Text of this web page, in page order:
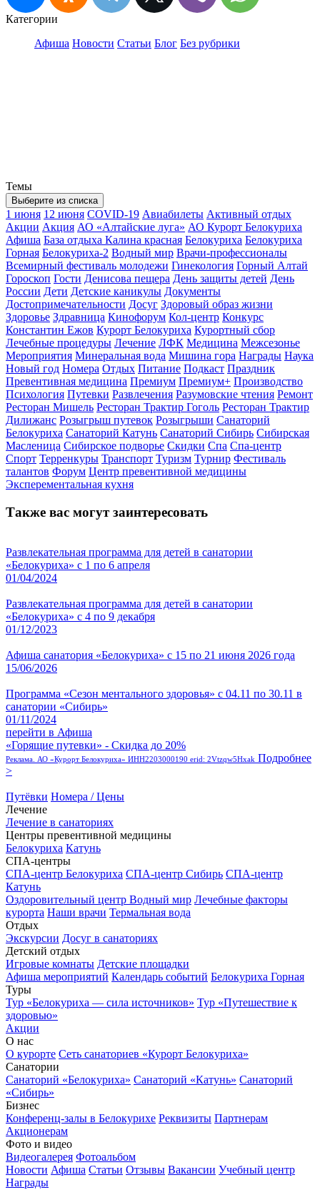
Категории
Афиша Новости Статьи Блог Без рубрики
Темы
Выберите из списка
1 июня 12 июня COVID-19 Авиабилеты Активный отдых
Акции Акция АО «Алтайские луга» АО Курорт Белокуриха
Афиша База отдыха Калина красная Белокуриха Белокуриха
Горная Белокуриха-2 Водный мир Врачи-профессионалы
Всемирный фестиваль молодежи Гинекология Горный Алтай
Гороскоп Гости Денисова пещера День защиты детей День
России Дети Детские каникулы Документы
Достопримечательности Досуг Здоровый образ жизни
Здоровье Здравница Кинофорум Кол-центр Конкурс
Константин Ежов Курорт Белокуриха Курортный сбор
Лечебные процедуры Лечение ЛФК Медицина Межсезонье
Мероприятия Минеральная вода Мишина гора Награды Наука
Новый год Номера Отдых Питание Подкаст Праздник
Превентивная медицина Премиум Премиум+ Производство
Психология Путевки Развлечения Разумовские чтения Ремонт
Ресторан Мишель Ресторан Трактир Гоголь Ресторан Трактир
Дилижанс Розыгрыш путевок Розыгрыши Санаторий
Белокуриха Санаторий Катунь Санаторий Сибирь Сибирская
Масленица Сибирское подворье Скидки Спа Спа-центр
Спорт Терренкуры Транспорт Туризм Турнир Фестиваль
талантов Форум Центр превентивной медицины
Эксперементальная кухня
Также вас могут заинтересовать
Развлекательная программа для детей в санатории
«Белокуриха» с 1 по 6 апреля
01/04/2024
Развлекательная программа для детей в санатории
«Белокуриха» с 4 по 9 декабря
01/12/2023
Афиша санатория «Белокуриха» с 15 по 21 июня 2026 года
15/06/2026
Программа «Сезон ментального здоровья» с 04.11 по 30.11 в
санатории «Сибирь»
01/11/2024
перейти в Афиша
«Горящие путевки» - Скидка до 20%
Реклама. АО «Курорт Белокуриха» ИНН2203000190 erid: 2Vtzqw5Hxak Подробнее
>
Путёвки Номера / Цены
Лечение
Лечение в санаториях
Центры превентивной медицины
Белокуриха Катунь
СПА-центры
СПА-центр Белокуриха СПА-центр Сибирь СПА-центр
Катунь
Оздоровительный центр Водный мир Лечебные факторы
курорта Наши врачи Термальная вода
Отдых
Экскурсии Досуг в санаториях
Детский отдых
Игровые комнаты Детские площадки
Афиша мероприятий Календарь событий Белокуриха Горная
Туры
Тур «Белокуриха — сила источников» Тур «Путешествие к
здоровью»
Акции
О нас
О курорте Сеть санаториев «Курорт Белокуриха»
Санатории
Санаторий «Белокуриха» Санаторий «Катунь» Санаторий
«Сибирь»
Бизнес
Конференц-залы в Белокурихе Реквизиты Партнерам
Акционерам
Фото и видео
Видеогалерея Фотоальбом
Новости Афиша Статьи Отзывы Вакансии Учебный центр
Награды